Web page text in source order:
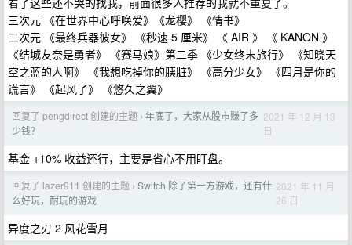
三次元 《在世界中心呼唤爱》《龙樱》 《情书》
二次元 《最终兵器彼女》 《秒速 5 厘米》 《 AIR 》 《 KANON 》
《结城友奈是勇者》 《赛马娘》第二季 《少女终末旅行》 《知晓天
空之蓝的人啊》 《我想吃掉你的胰脏》 《高分少女》 《四月是你的
谎言》 《起风了》 《悠久之翼》
回复了 pengdirect 创建的主题 › 年底了，大家从股市赚了多
少钱？
2021 年 12 月 13
日
基金 +10% 收益还行，主要是省心不用盯盘。
回复了 lazer911 创建的主题 › Switch 除了第一方游戏，还有什
么好玩，耐玩的游戏
2021 年 11 月
26 日
异度之刃 2 风花雪月